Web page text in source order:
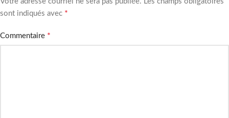
sont indiqués avec *
Commentaire *